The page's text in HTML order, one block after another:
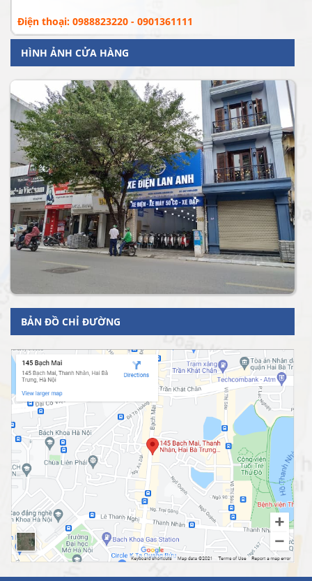
Điện thoại: 0988823220 - 0901361111
HÌNH ẢNH CỬA HÀNG
BẢN ĐỒ CHỈ ĐƯỜNG